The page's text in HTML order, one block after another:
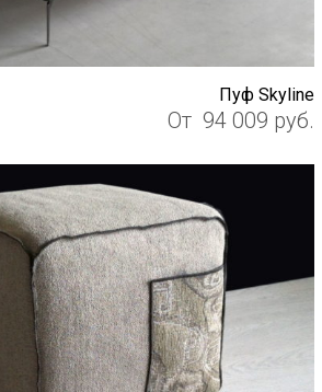
Пуф Skyline
От 94 009 руб.